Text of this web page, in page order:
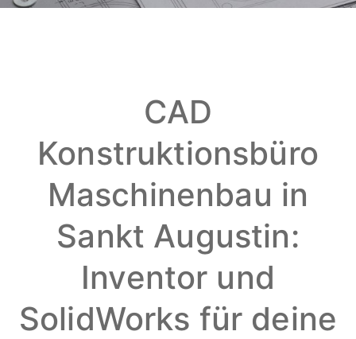
CAD
Konstruktionsbüro
Maschinenbau in
Sankt Augustin:
Inventor und
SolidWorks für deine